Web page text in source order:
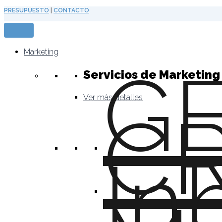
Ir
al
contenido
PRESUPUESTO CONTACTO
Marketing
Servicios de
Ver más detalles